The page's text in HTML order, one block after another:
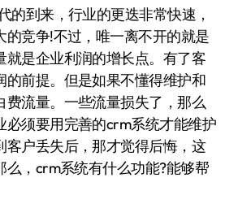
的到来，行业的更迭非常快速，
的竞争!不过，唯一离不开的就是
就是企业利润的增长点。有了客
的前提。但是如果不懂得维护和
费流量。一些流量损失了，那么
必须要用完善的crm系统才能维护
客户丢失后，那才觉得后悔，这
么，crm系统有什么功能?能够帮